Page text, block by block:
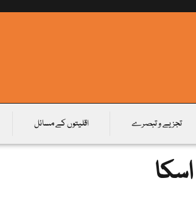
تجزیے و تبصرے اقلیتوں کے مسائل